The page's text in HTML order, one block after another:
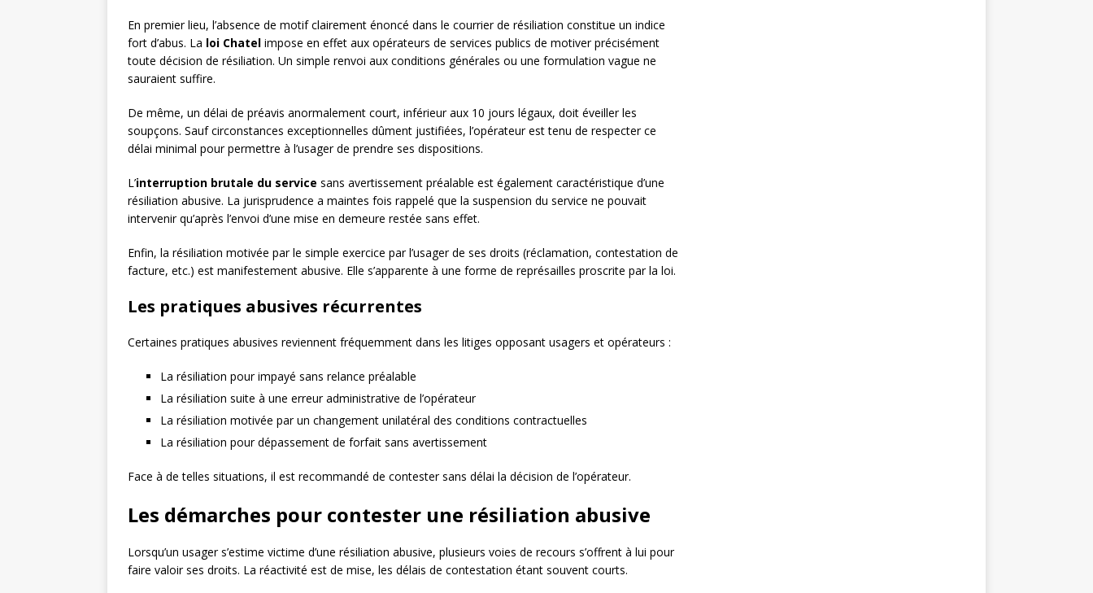
En premier lieu, l’absence de motif clairement énoncé dans le courrier de résiliation constitue un indice
fort d’abus. La loi Chatel impose en effet aux opérateurs de services publics de motiver précisément
toute décision de résiliation. Un simple renvoi aux conditions générales ou une formulation vague ne
sauraient suffire.
De même, un délai de préavis anormalement court, inférieur aux 10 jours légaux, doit éveiller les
soupçons. Sauf circonstances exceptionnelles dûment justifiées, l’opérateur est tenu de respecter ce
délai minimal pour permettre à l’usager de prendre ses dispositions.
L’interruption brutale du service sans avertissement préalable est également caractéristique d’une
résiliation abusive. La jurisprudence a maintes fois rappelé que la suspension du service ne pouvait
intervenir qu’après l’envoi d’une mise en demeure restée sans effet.
Enfin, la résiliation motivée par le simple exercice par l’usager de ses droits (réclamation, contestation de
facture, etc.) est manifestement abusive. Elle s’apparente à une forme de représailles proscrite par la loi.
Les pratiques abusives récurrentes
Certaines pratiques abusives reviennent fréquemment dans les litiges opposant usagers et opérateurs :
La résiliation pour impayé sans relance préalable
La résiliation suite à une erreur administrative de l’opérateur
La résiliation motivée par un changement unilatéral des conditions contractuelles
La résiliation pour dépassement de forfait sans avertissement
Face à de telles situations, il est recommandé de contester sans délai la décision de l’opérateur.
Les démarches pour contester une résiliation abusive
Lorsqu’un usager s’estime victime d’une résiliation abusive, plusieurs voies de recours s’offrent à lui pour
faire valoir ses droits. La réactivité est de mise, les délais de contestation étant souvent courts.